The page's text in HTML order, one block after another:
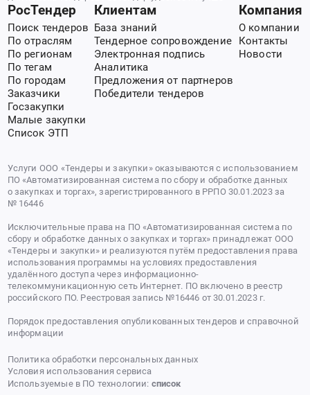
РосТендер
Поиск тендеров
По отраслям
По регионам
По тегам
По городам
Заказчики
Госзакупки
Малые закупки
Список ЭТП
Клиентам
База знаний
Тендерное сопровождение
Электронная подпись
Аналитика
Предложения от партнеров
Победители тендеров
Компания
О компании
Контакты
Новости
Услуги ООО «Тендеры и закупки» оказываются с использованием
ПО «Автоматизированная система по сбору и обработке данных
о закупках и торгах», зарегистрированного в РРПО 30.01.2023 за
№ 16446
Исключительные права на ПО «Автоматизированная система по
сбору и обработке данных о закупках и торгах» принадлежат ООО
«Тендеры и закупки» и реализуются путём предоставления права
использования программы на условиях предоставления
удалённого доступа через информационно-
телекоммуникационную сеть Интернет. ПО включено в реестр
российского ПО. Реестровая запись №16446 от 30.01.2023 г.
Порядок предоставления опубликованных тендеров и справочной
информации
Политика обработки персональных данных
Условия использования сервиса
Используемые в ПО технологии: список